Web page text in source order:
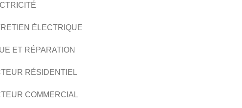
ÉLECTRIQUE
ET RÉPARATION
RÉSIDENTIEL
COMMERCIAL